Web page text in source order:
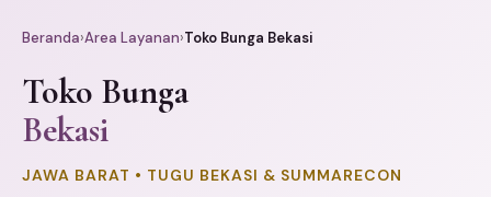
Beranda›Area Layanan›Toko Bunga Bekasi
Toko Bunga
Bekasi
JAWA BARAT • TUGU BEKASI & SUMMARECON